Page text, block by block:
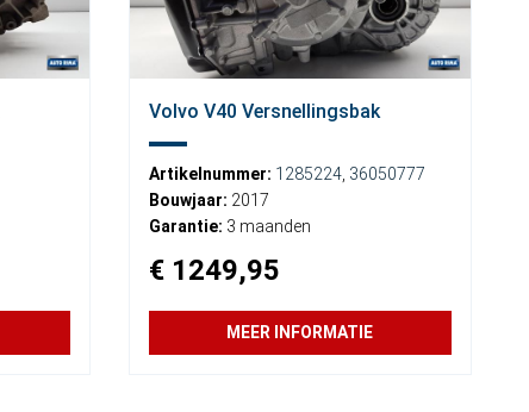
Volvo V40 Versnellingsbak
Artikelnummer: 1285224, 36050777
Bouwjaar: 2017
Garantie: 3 maanden
€ 1249,95
MEER INFORMATIE